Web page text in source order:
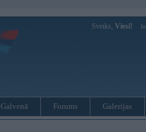
Sveiks, Viesi!
Galvenā Forums Galerijas